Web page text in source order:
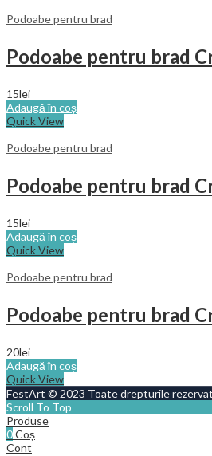
Podoabe pentru brad
Podoabe pentru brad
15lei
Adaugă în coș
Quick View
Podoabe pentru brad
Podoabe pentru brad
15lei
Adaugă în coș
Quick View
Podoabe pentru brad
Podoabe pentru brad
20lei
Adaugă în coș
Quick View
FestArt © 2023 Toate drepturile
Scroll To Top
Produse
0Coș
Cont